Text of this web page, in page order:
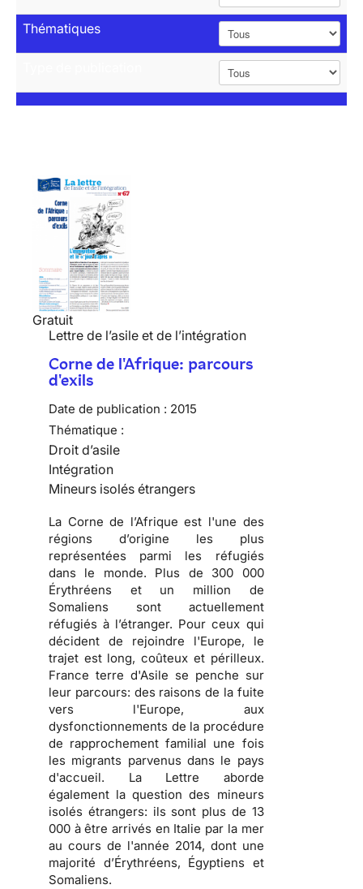
Thématiques
Gratuit
Lettre de l’asile et de l’intégration
Corne de l'Afrique: parcours
d'exils
Date de publication : 2015
Thématique :
Droit d’asile
Intégration
Mineurs isolés étrangers
La Corne de l’Afrique est l'une des
régions d’origine les plus
représentées parmi les réfugiés
dans le monde. Plus de 300 000
Érythréens et un million de
Somaliens sont actuellement
réfugiés à l’étranger. Pour ceux qui
décident de rejoindre l'Europe, le
trajet est long, coûteux et périlleux.
France terre d'Asile se penche sur
leur parcours: des raisons de la fuite
vers l'Europe, aux
dysfonctionnements de la procédure
de rapprochement familial une fois
les migrants parvenus dans le pays
d'accueil. La Lettre aborde
également la question des mineurs
isolés étrangers: ils sont plus de 13
000 à être arrivés en Italie par la mer
au cours de l'année 2014, dont une
majorité d’Érythréens, Égyptiens et
Somaliens.